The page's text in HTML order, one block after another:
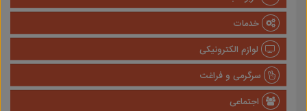
خدمات
لوازم الکترونیکی
سرگرمی و فراغت
اجتماعی